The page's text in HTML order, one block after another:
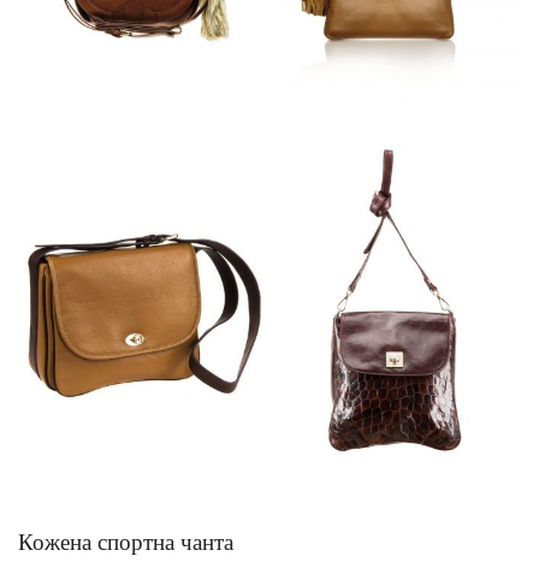
Кожена спортна чанта